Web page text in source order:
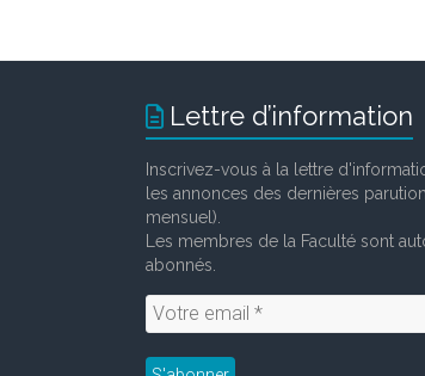
Lettre d’information
Inscrivez-vous à la lettre
les annonces des dernières
mensuel).
Les membres de la Faculté sont
abonnés.